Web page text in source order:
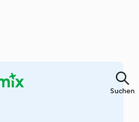
Suchen